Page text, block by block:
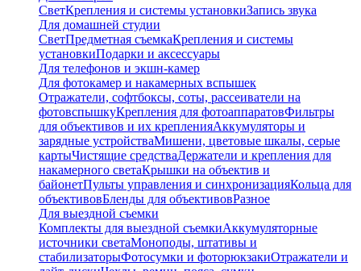
СветКрепления и системы установкиЗапись звука
Для домашней студии
СветПредметная съемкаКрепления и системы
установкиПодарки и аксессуары
Для телефонов и экшн-камер
Для фотокамер и накамерных вспышек
Отражатели, софтбоксы, соты, рассеиватели на
фотовспышкуКрепления для фотоаппаратовФильтры
для объективов и их крепленияАккумуляторы и
зарядные устройстваМишени, цветовые шкалы, серые
картыЧистящие средстваДержатели и крепления для
накамерного светаКрышки на объектив и
байонетПульты управления и синхронизацияКольца для
объективовБленды для объективовРазное
Для выездной съемки
Комплекты для выездной съемкиАккумуляторные
источники светаМоноподы, штативы и
стабилизаторыФотосумки и фоторюкзакиОтражатели и